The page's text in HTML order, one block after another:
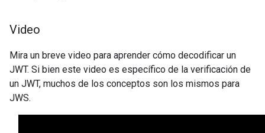
Video
Mira un breve video para aprender cómo decodificar un
JWT. Si bien este video es específico de la verificación de
un JWT, muchos de los conceptos son los mismos para
JWS.